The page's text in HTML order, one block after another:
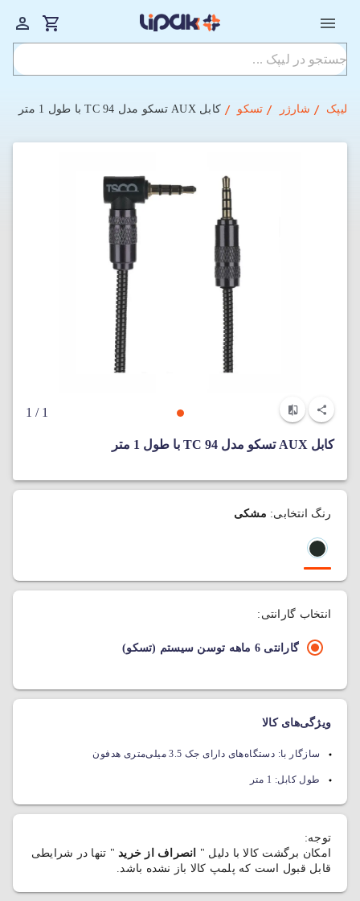
لیپک شارژر تسکو کابل AUX تسکو مدل TC 94 با طول 1 متر
1
/ 1
کابل AUX تسکو مدل TC 94 با طول 1 متر
رنگ انتخابی: مشکی
انتخاب گارانتی:
گارانتی 6 ماهه توسن سیستم (تسکو)
ویژگی‌های کالا
سازگار با: دستگاه‌های دارای جک 3.5 میلی‌متری هدفون
طول کابل: 1 متر
توجه:
امکان برگشت کالا با دلیل "
انصراف از خرید " تنها در شرایطی
قابل قبول است که پلمپ کالا باز نشده باشد.